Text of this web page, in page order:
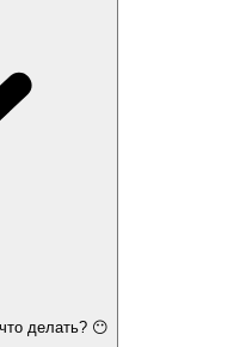
делать? 😶